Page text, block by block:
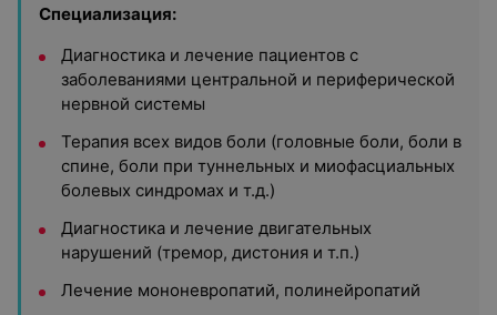
Специализация:
Диагностика и лечение пациентов с
заболеваниями центральной и периферической
нервной системы
Терапия всех видов боли (головные боли, боли в
спине, боли при туннельных и миофасциальных
болевых синдромах и т.д.)
Диагностика и лечение двигательных
нарушений (тремор, дистония и т.п.)
Лечение мононевропатий, полинейропатий